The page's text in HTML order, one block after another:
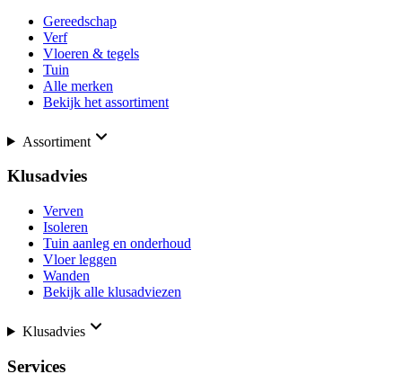
Gereedschap
Verf
Vloeren & tegels
Tuin
Alle merken
Bekijk het assortiment
Assortiment
Klusadvies
Verven
Isoleren
Tuin aanleg en onderhoud
Vloer leggen
Wanden
Bekijk alle klusadviezen
Klusadvies
Services